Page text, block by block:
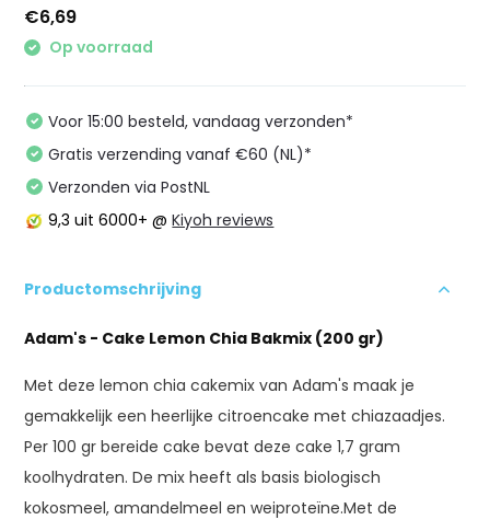
€6,69
Op voorraad
Voor 15:00 besteld, vandaag verzonden*
Gratis verzending vanaf €60 (NL)*
Verzonden via PostNL
9,3 uit 6000+ @Kiyoh reviews
Productomschrijving
Adam's - Cake Lemon Chia Bakmix (200 gr)
Met deze lemon chia cakemix van Adam's maak je
gemakkelijk een heerlijke citroencake met chiazaadjes.
Per 100 gr bereide cake bevat deze cake 1,7 gram
koolhydraten. De mix heeft als basis biologisch
kokosmeel, amandelmeel en weiproteïne.Met de